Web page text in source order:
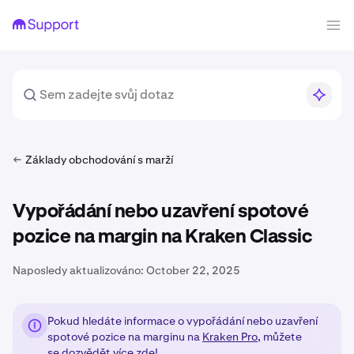
Základy obchodování s marží
Vypořádání nebo uzavření spotové
pozice na margin na Kraken Classic
Naposledy aktualizováno: October 22, 2025
Pokud hledáte informace o vypořádání nebo uzavření
spotové pozice na marginu na Kraken Pro, můžete